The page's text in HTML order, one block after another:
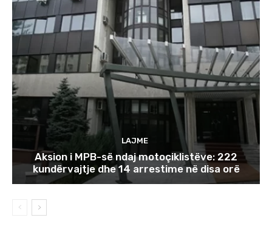
LAJME
Aksion i MPB-së ndaj motoçiklistëve: 222
kundërvajtje dhe 14 arrestime në disa orë